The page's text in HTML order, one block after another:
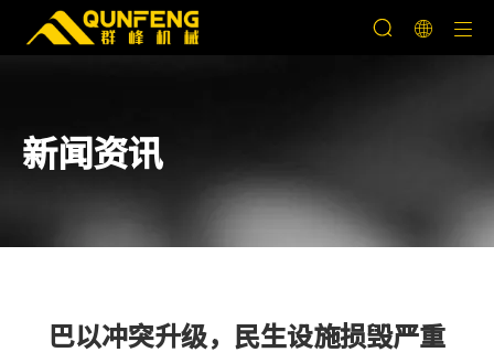
新闻资讯
巴以冲突升级，民生设施损毁严重